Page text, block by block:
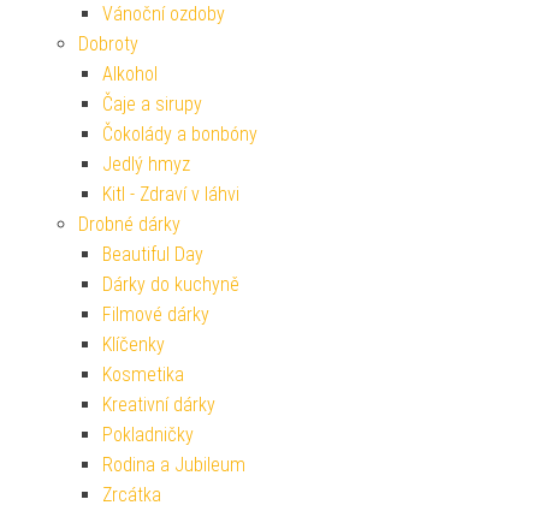
Vánoční ozdoby
Dobroty
Alkohol
Čaje a sirupy
Čokolády a bonbóny
Jedlý hmyz
Kitl - Zdraví v láhvi
Drobné dárky
Beautiful Day
Dárky do kuchyně
Filmové dárky
Klíčenky
Kosmetika
Kreativní dárky
Pokladničky
Rodina a Jubileum
Zrcátka